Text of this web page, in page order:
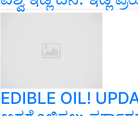
EDIBLE OIL!
ಅಗ್ಗಗೊಳಿಸಲು